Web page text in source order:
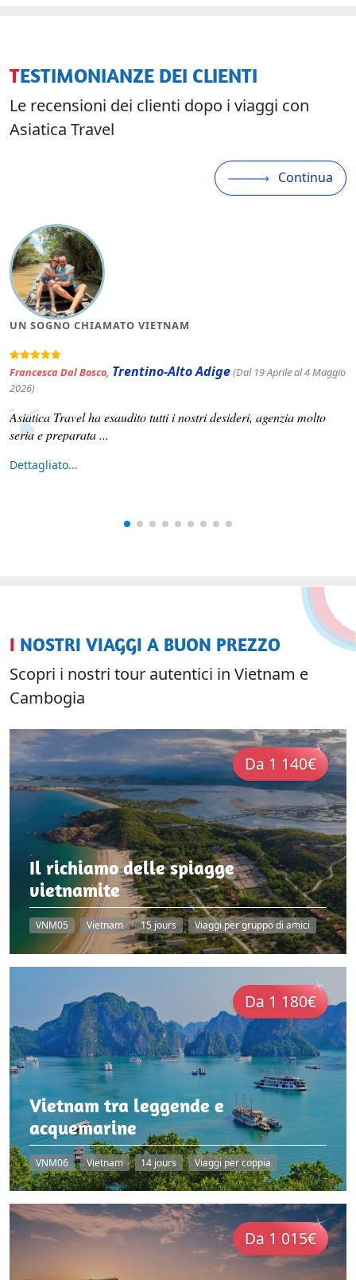
TESTIMONIANZE DEI CLIENTI
Le recensioni dei clienti dopo i viaggi con
Asiatica Travel
Continua
TOUR DEL VIETNAM DI 12 GIORNI
Stefano Ceccarelli,Lombardia(Dal 01 al 15 Febbraio 2026)
mare nell'isola di Phu Quoc. E' stato fantastico.
I NOSTRI VIAGGI A BUON PREZZO
Scopri i nostri tour autentici in Vietnam e
Cambogia
Da 1 140€
Il richiamo delle spiagge
vietnamite
VNM05 Vietnam 15 jours Viaggi per gruppo di amici
Da 1 180€
Vietnam tra leggende e
acquemarine
VNM06 Vietnam 14 jours Viaggi per coppia
Da 1 015€